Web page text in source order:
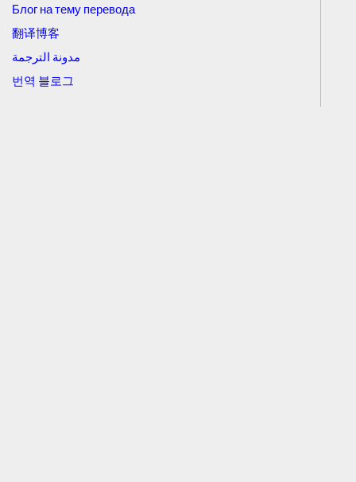
Блог на тему перевода
翻译博客
مدونة الترجمة
번역 블로그